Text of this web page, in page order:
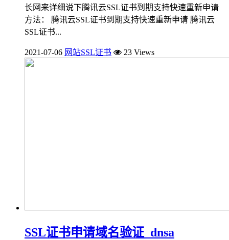
长网来详细说下腾讯云SSL证书到期支持快速重新申请
方法： 腾讯云SSL证书到期支持快速重新申请 腾讯云
SSL证书...
2021-07-06 网站SSL证书 23 Views
SSL证书申请域名验证_dnsa